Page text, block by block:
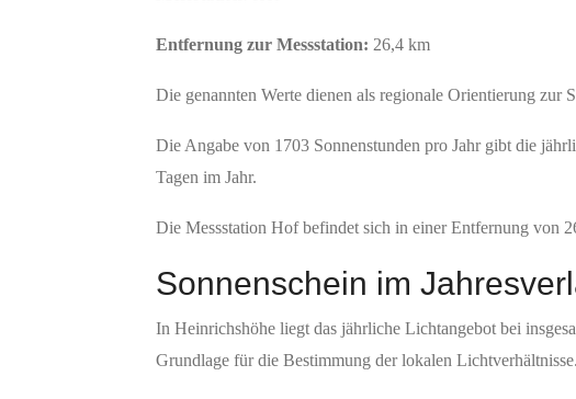
Entfernung zur Messstation: 26,4 km
Die genannten Werte dienen als regionale Orientierung zur
Die Angabe von 1703 Sonnenstunden pro Jahr gibt die
Tagen im Jahr.
Die Messstation Hof befindet sich in einer Entfernung von
Sonnenschein im
In Heinrichshöhe liegt das jährliche Lichtangebot bei
Grundlage für die Bestimmung der lokalen Lichtverhältnisse.